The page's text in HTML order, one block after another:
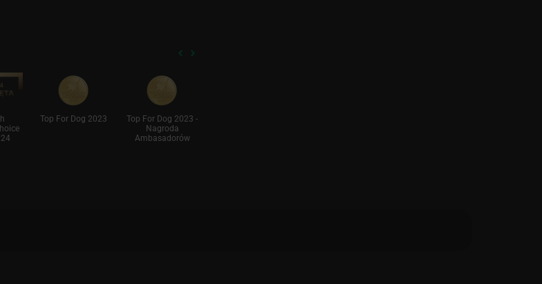
Top For Dog 2023
Top For Dog 2023 -
Nagroda
Ambasadorów